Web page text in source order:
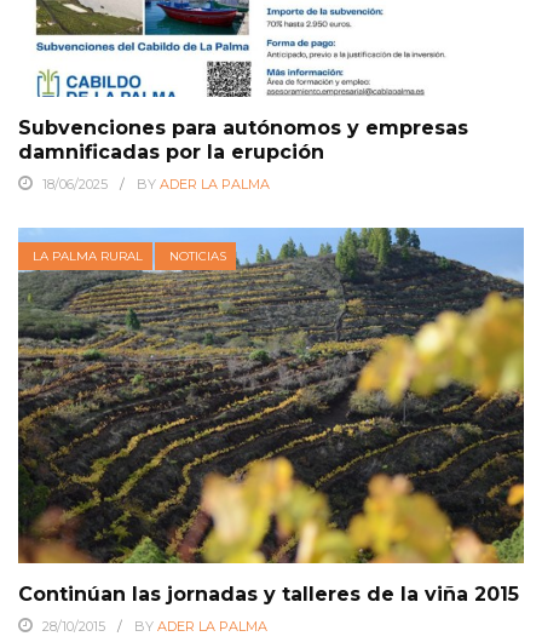
Subvenciones para autónomos y empresas
damnificadas por la erupción
18/06/2025 BY ADER LA PALMA
LA PALMA RURAL NOTICIAS
Continúan las jornadas y talleres de la viña 2015
28/10/2015 BY ADER LA PALMA